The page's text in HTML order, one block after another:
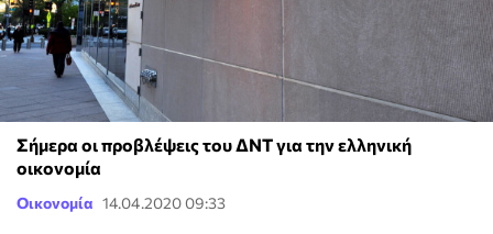
Σήμερα οι προβλέψεις του ΔΝΤ για την ελληνική
οικονομία
Οικονομία 14.04.2020 09:33